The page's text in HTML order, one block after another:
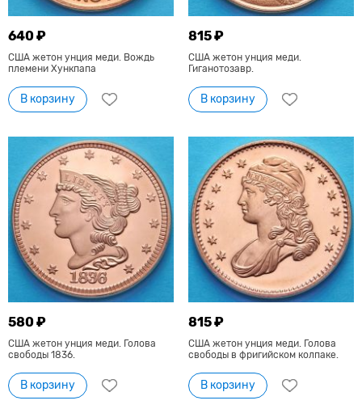
640 ₽
США жетон унция меди. Вождь
племени Хункпапа
В корзину
815 ₽
США жетон унция меди.
Гиганотозавр.
В корзину
580 ₽
США жетон унция меди. Голова
свободы 1836.
В корзину
815 ₽
США жетон унция меди. Голова
свободы в фригийском колпаке.
В корзину